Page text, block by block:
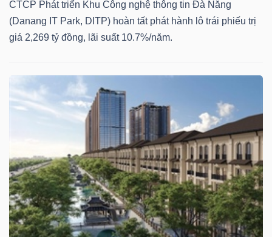
CTCP Phát triển Khu Công nghệ thông tin Đà Nẵng
(Danang IT Park, DITP) hoàn tất phát hành lô trái phiếu trị
giá 2,269 tỷ đồng, lãi suất 10.7%/năm.
tài
chính
Công
Truyền